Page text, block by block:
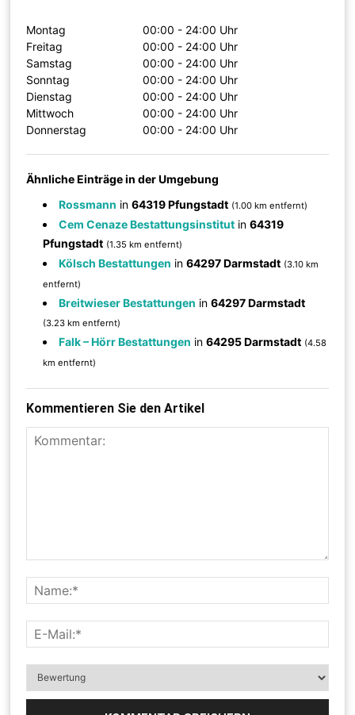
Montag
00:00 - 24:00 Uhr
Freitag
00:00 - 24:00 Uhr
Samstag
00:00 - 24:00 Uhr
Sonntag
00:00 - 24:00 Uhr
Dienstag
00:00 - 24:00 Uhr
Mittwoch
00:00 - 24:00 Uhr
Donnerstag
00:00 - 24:00 Uhr
Ähnliche Einträge in der Umgebung
Rossmann in64319 Pfungstadt (1.00 km entfernt)
Cem Cenaze Bestattungsinstitut in64319
Pfungstadt (1.35 km entfernt)
Kölsch Bestattungen in64297 Darmstadt (3.10 km
entfernt)
Breitwieser Bestattungen in64297 Darmstadt
(3.23 km entfernt)
Falk – Hörr Bestattungen in64295 Darmstadt (4.58
km entfernt)
Kommentieren Sie den Artikel